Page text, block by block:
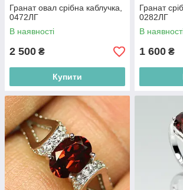
Гранат овал срібна каблучка,
0472ЛГ
В наявності
2 500 ₴
Купити
Гранат
0282ЛГ
В
1 600 ₴